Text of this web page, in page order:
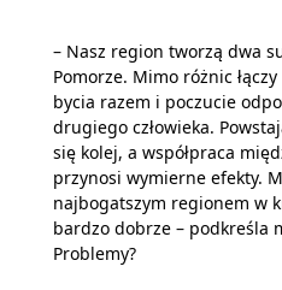
– Nasz region tworzą dwa
Pomorze. Mimo różnic
bycia razem i poczucie
drugiego człowieka.
się kolej, a współpraca
przynosi wymierne efekty.
najbogatszym regionem w
bardzo dobrze – podkreśla
Problemy?